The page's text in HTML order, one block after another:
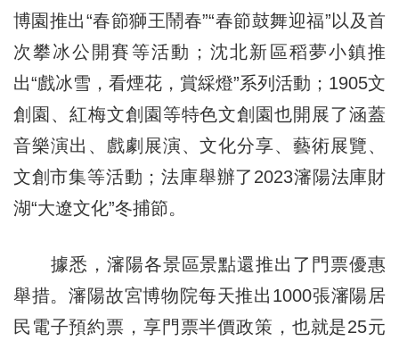
博園推出“春節獅王鬧春”“春節鼓舞迎福”以及首
次攀冰公開賽等活動；沈北新區稻夢小鎮推
出“戲冰雪，看煙花，賞綵燈”系列活動；1905文
創園、紅梅文創園等特色文創園也開展了涵蓋
音樂演出、戲劇展演、文化分享、藝術展覽、
文創市集等活動；法庫舉辦了2023瀋陽法庫財
湖“大遼文化”冬捕節。
據悉，瀋陽各景區景點還推出了門票優惠
舉措。瀋陽故宮博物院每天推出1000張瀋陽居
民電子預約票，享門票半價政策，也就是25元